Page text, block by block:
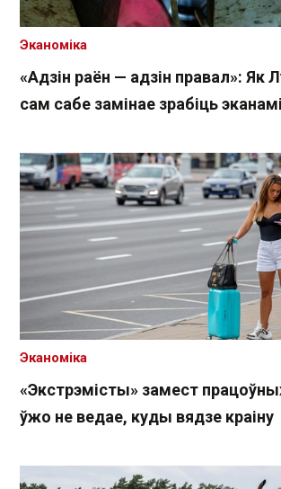
«Адзін раён — адзін правал»: Як
сам сабе замінае зрабіць
Эканоміка
«Экстрэмісты» замест
ўжо не ведае, куды вядзе краіну
Эканоміка